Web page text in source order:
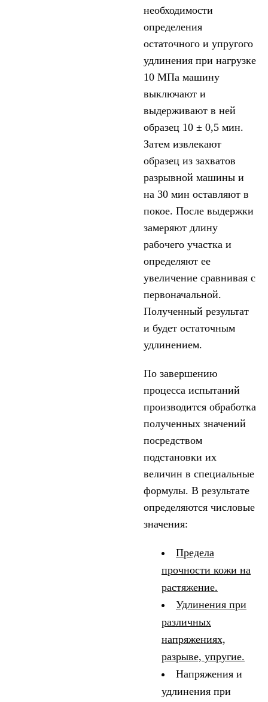
необходимости
определения
остаточного и упругого
удлинения при нагрузке
10 МПа машину
выключают и
выдерживают в ней
образец 10 ± 0,5 мин.
Затем извлекают
образец из захватов
разрывной машины и
на 30 мин оставляют в
покое. После выдержки
замеряют длину
рабочего участка и
определяют ее
увеличение сравнивая с
первоначальной.
Полученный результат
и будет остаточным
удлинением.
По завершению
процесса испытаний
производится обработка
полученных значений
посредством
подстановки их
величин в специальные
формулы. В результате
определяются числовые
значения:
Предела
прочности кожи на
растяжение.
Удлинения при
различных
напряжениях,
разрыве, упругие.
Напряжения и
удлинения при